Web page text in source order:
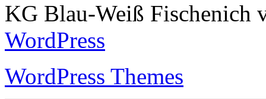
KG Blau-Weiß Fischenich
WordPress
WordPress Themes